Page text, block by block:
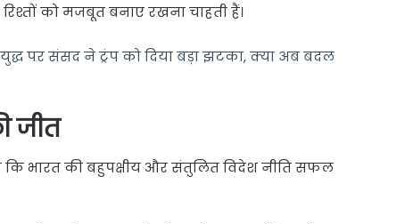
को मजबूत बनाए रखना चाहती हैं।
पर संसद ने ट्रंप को दिया बड़ा झटका, क्या अब बदल
जीत
भारत की बहुपक्षीय और संतुलित विदेश नीति सफल